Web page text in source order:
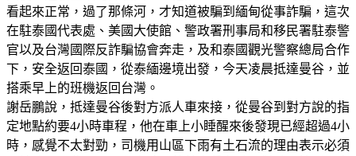
看起來正常，過了那條河，才知道被騙到緬甸從事詐騙，這次
在駐泰國代表處、美國大使館、警政署刑事局和移民署駐泰警
官以及台灣國際反詐騙協會奔走，及和泰國觀光警察總局合作
下，安全返回泰國，從泰緬邊境出發，今天凌晨抵達曼谷，並
搭乘早上的班機返回台灣。
謝岳鵬說，抵達曼谷後對方派人車來接，從曼谷到對方說的指
定地點約要4小時車程，他在車上小睡醒來後發現已經超過4小
時，感覺不太對勁，司機用山區下雨有土石流的理由表示必須